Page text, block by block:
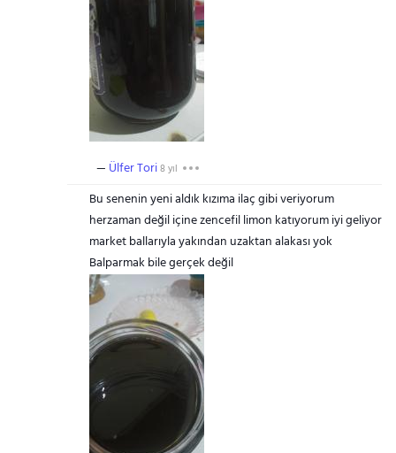
Ülfer Tori8 yıl
Bu senenin yeni aldık kızıma ilaç gibi veriyorum
herzaman değil içine zencefil limon katıyorum iyi geliyor
market ballarıyla yakından uzaktan alakası yok
Balparmak bile gerçek değil